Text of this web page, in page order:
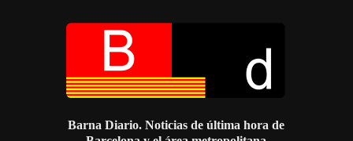
Barna Diario. Noticias de última hora de